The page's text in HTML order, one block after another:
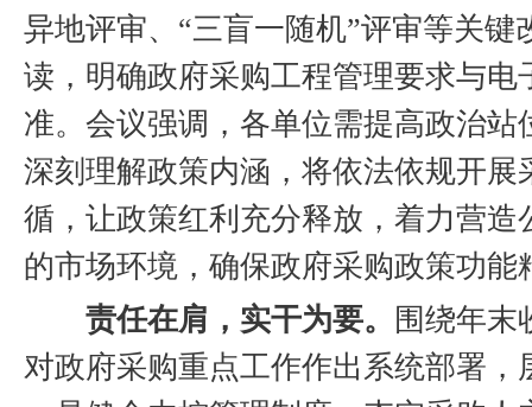
异地评审、“三盲一随机”评审等关键
读，明确政府采购工程管理要求与电
准。会议强调，各单位需提高政治站
深刻理解政策内涵，将依法依规开展
循，让政策红利充分释放，着力营造
的市场环境，确保政府采购政策功能
责任在肩，实干为要。
围绕年末
对政府采购重点工作作出系统部署，